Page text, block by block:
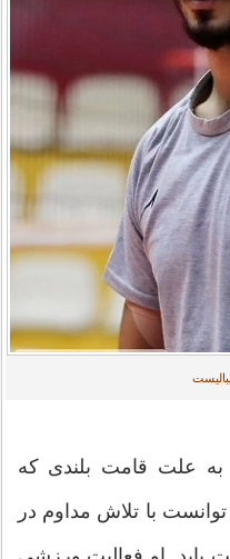
به علت قامت بلندی که
با تلاش مداوم در